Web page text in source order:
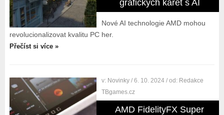
grafických karet s AI
Nové AI technologie AMD mohou
revolucionalizovat kvalitu PC her.
Přečíst si více »
v: Novinky / 6. 10. 2024 / od: Redakce
TBgames.cz
AMD FidelityFX Super